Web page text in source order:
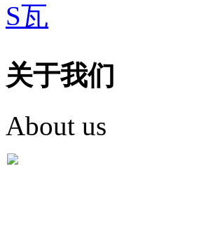
S瓦
关于我们
About us